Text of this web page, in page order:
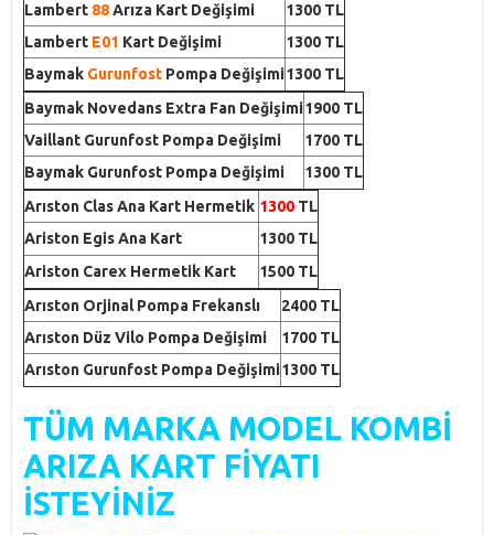
Lambert 88Arıza Kart Değişimi
1300 TL
Lambert E01 Kart Değişimi
1300 TL
Baymak Gurunfost Pompa Değişimi1300 TL
Baymak Novedans Extra Fan Değişimi1900 TL
Vaillant Gurunfost Pompa Değişimi
1700 TL
Baymak Gurunfost Pompa Değişimi
1300 TL
Arıston Clas Ana Kart Hermetik 1300 TL
Ariston Egis Ana Kart
1300 TL
Ariston Carex Hermetik Kart
1500 TL
Arıston Orjinal Pompa Frekanslı
2400 TL
Arıston Düz Vilo Pompa Değişimi
1700 TL
Arıston Gurunfost Pompa Değişimi1300 TL
TÜM MARKA MODEL KOMBİ
ARIZA KART FİYATI
İSTEYİNİZ